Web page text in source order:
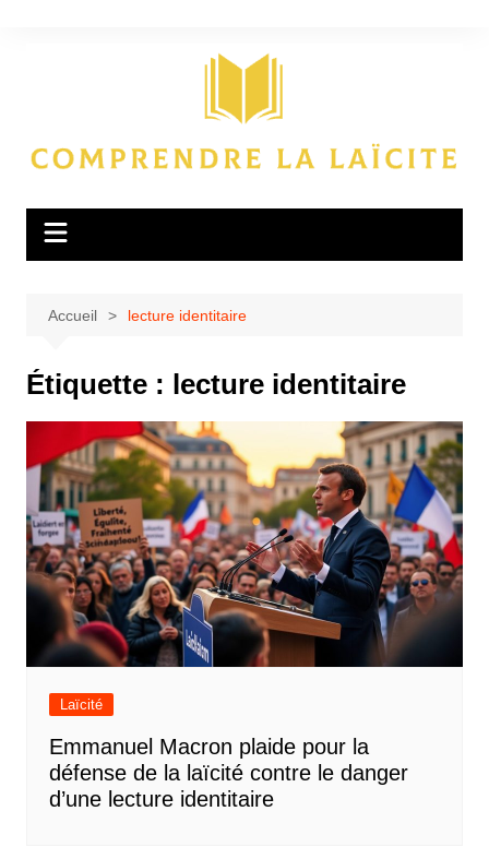
Accueil lecture identitaire
Étiquette : lecture identitaire
Laïcité
Emmanuel Macron plaide pour la
défense de la laïcité contre le danger
d’une lecture identitaire